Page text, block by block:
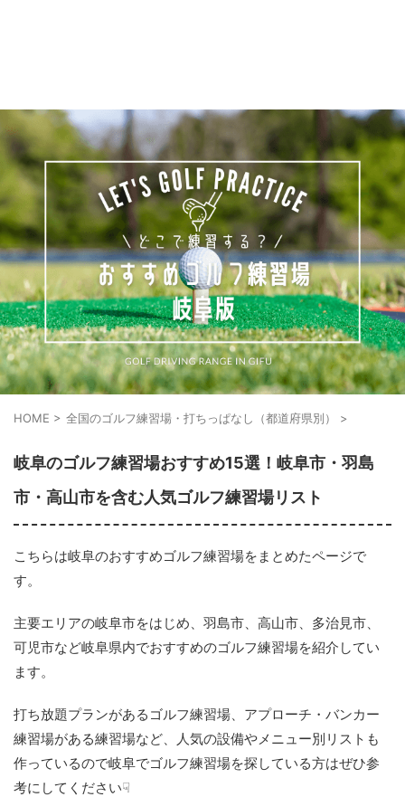
HOME > 全国のゴルフ練習場・打ちっぱなし（都道府県別） >
岐阜のゴルフ練習場おすすめ15選！岐阜市・羽島
市・高山市を含む人気ゴルフ練習場リスト
こちらは岐阜のおすすめゴルフ練習場をまとめたページで
す。
主要エリアの岐阜市をはじめ、羽島市、高山市、多治見市、
可児市など岐阜県内でおすすめのゴルフ練習場を紹介してい
ます。
打ち放題プランがあるゴルフ練習場、アプローチ・バンカー
練習場がある練習場など、人気の設備やメニュー別リストも
作っているので岐阜でゴルフ練習場を探している方はぜひ参
考にしてください☟